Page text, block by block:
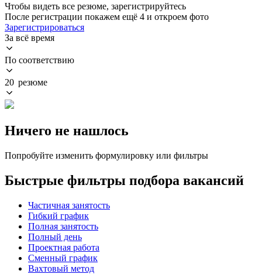
Чтобы видеть все резюме, зарегистрируйтесь
После регистрации покажем ещё 4 и откроем фото
Зарегистрироваться
За всё время
По соответствию
20 резюме
Ничего не нашлось
Попробуйте изменить формулировку или фильтры
Быстрые фильтры подбора вакансий
Частичная занятость
Гибкий график
Полная занятость
Полный день
Проектная работа
Сменный график
Вахтовый метод